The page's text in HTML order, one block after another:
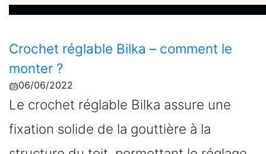
Crochet réglable Bilka – comment le
monter ?
06/06/2022
Le crochet réglable Bilka assure une
fixation solide de la gouttière à la